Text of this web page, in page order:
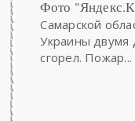
Фото
Самарской
Украины двумя
сгорел. Пожар...